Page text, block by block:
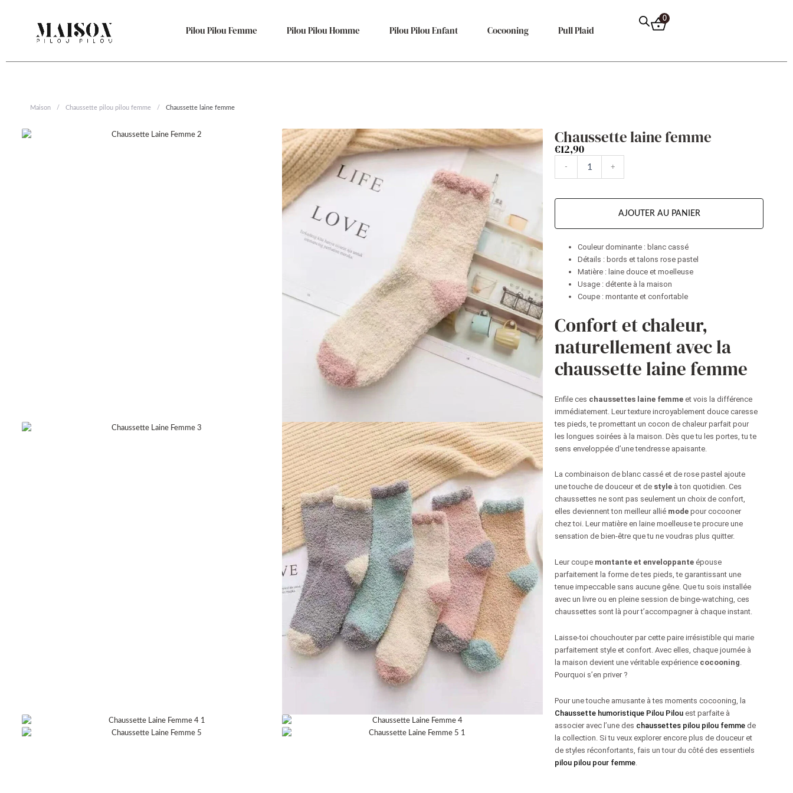
Pilou Pilou Femme Pilou Pilou Homme Pilou Pilou Enfant Cocooning Pull Plaid
0
Maison / Chaussette pilou pilou femme / Chaussette laine femme
Chaussette laine femme
€12,90
- +
AJOUTER AU PANIER
Couleur dominante : blanc cassé
Détails : bords et talons rose pastel
Matière : laine douce et moelleuse
Usage : détente à la maison
Coupe : montante et confortable
Confort et chaleur,
naturellement avec la
chaussette laine femme
Enfile ces chaussettes laine femme et vois la différence
immédiatement. Leur texture incroyablement douce caresse
tes pieds, te promettant un cocon de chaleur parfait pour
les longues soirées à la maison. Dès que tu les portes, tu te
sens enveloppée d’une tendresse apaisante.
La combinaison de blanc cassé et de rose pastel ajoute
une touche de douceur et de style à ton quotidien. Ces
chaussettes ne sont pas seulement un choix de confort,
elles deviennent ton meilleur allié mode pour cocooner
chez toi. Leur matière en laine moelleuse te procure une
sensation de bien-être que tu ne voudras plus quitter.
Leur coupe montante et enveloppante épouse
parfaitement la forme de tes pieds, te garantissant une
tenue impeccable sans aucune gêne. Que tu sois installée
avec un livre ou en pleine session de binge-watching, ces
chaussettes sont là pour t’accompagner à chaque instant.
Laisse-toi chouchouter par cette paire irrésistible qui marie
parfaitement style et confort. Avec elles, chaque journée à
la maison devient une véritable expérience cocooning
Pourquoi s’en priver ?
Pour une touche amusante à tes moments cocooning, la
Chaussette humoristique Pilou Pilou est parfaite à
associer avec l’une des chaussettes pilou pilou femmede
la collection. Si tu veux explorer encore plus de douceur et
de styles réconfortants, fais un tour du côté des essentiels
pilou pilou pour femme